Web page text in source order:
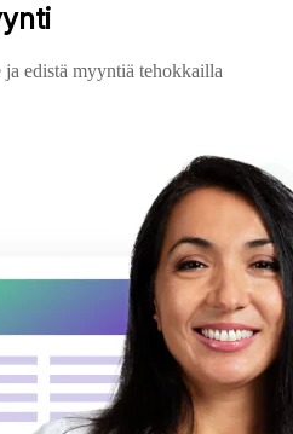
edistä myyntiä tehokkailla